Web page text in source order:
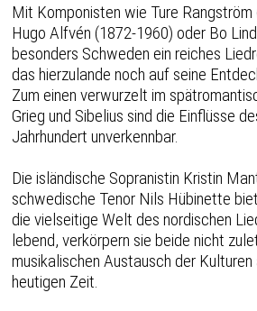
Mit Komponisten wie Ture Rangström
Hugo Alfvén (1872-1960) oder Bo
besonders Schweden ein reiches
das hierzulande noch auf seine
Zum einen verwurzelt im
Grieg und Sibelius sind die Einflüsse
Jahrhundert unverkennbar.
Die isländische Sopranistin Kristin
schwedische Tenor Nils Hübinette
die vielseitige Welt des nordischen
lebend, verkörpern sie beide nicht
musikalischen Austausch der Kulturen
heutigen Zeit.